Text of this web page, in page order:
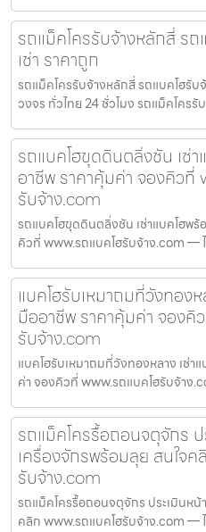
รถแม็คโครรับจ้างหลักสี่ รถ
เช่า ราคาถูก
รถแม็คโครรับจ้างหลักสี่ รถแบคโฮรับ
วงจร ทั่วไทย 24 ชั่วโมง รถแม็คโคร
รถแบคโฮขุดดินตลิ่งชัน เช่
อาชีพ ราคาคุ้มค่า จองคิวที่
รับจ้าง.com
รถแบคโฮขุดดินตลิ่งชัน เช่าแบคโฮพ
คิวที่ www.รถแบคโฮรับจ้าง.com —
แบคโฮรับเหมาถมที่วังทอง
มืออาชีพ ราคาคุ้มค่า จองคิ
รับจ้าง.com
แบคโฮรับเหมาถมที่วังทองหลาง เช่
ค่า จองคิวที่ www.รถแบคโฮรับจ้าง
รถแม็คโครรื้อถอนจตุจักร
เครื่องจักรพร้อมลุย สนใจ
รับจ้าง.com
รถแม็คโครรื้อถอนจตุจักร ประเมินห
คลิก www.รถแบคโฮรับจ้าง.com —